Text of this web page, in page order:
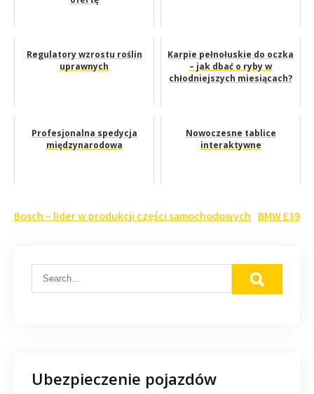
Regulatory wzrostu roślin
uprawnych
Karpie pełnołuskie do oczka
– jak dbać o ryby w
chłodniejszych miesiącach?
Profesjonalna spedycja
międzynarodowa
Nowoczesne tablice
interaktywne
Nawigacja
Bosch – lider w produkcji części samochodowych BMW E39
Ubezpieczenie pojazdów